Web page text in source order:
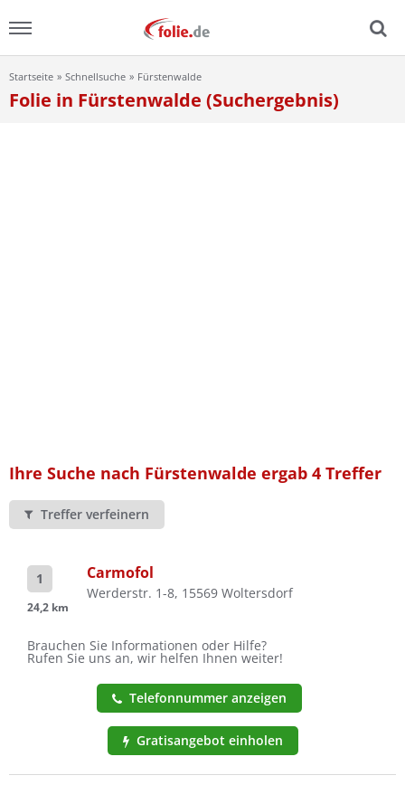
Menu
Startseite Schnellsuche Fürstenwalde
Folie in Fürstenwalde (Suchergebnis)
Ihre Suche nach Fürstenwalde ergab 4 Treffer
Treffer verfeinern
1
24,2 km
Carmofol
Werderstr. 1-8, 15569 Woltersdorf
Brauchen Sie Informationen oder Hilfe?
Rufen Sie uns an, wir helfen Ihnen weiter!
Telefonnummer anzeigen
Gratisangebot einholen